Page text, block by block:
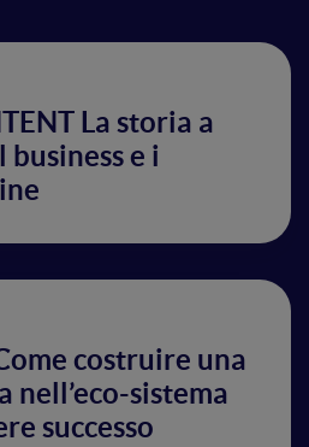
La storia a
e i
costruire una
nell’eco-sistema
successo